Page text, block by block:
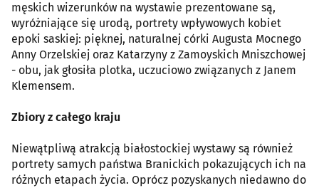
męskich wizerunków na wystawie prezentowane są,
wyróżniające się urodą, portrety wpływowych kobiet
epoki saskiej: pięknej, naturalnej córki Augusta Mocnego
Anny Orzelskiej oraz Katarzyny z Zamoyskich Mniszchowej
- obu, jak głosiła plotka, uczuciowo związanych z Janem
Klemensem.
Zbiory z całego kraju
Niewątpliwą atrakcją białostockiej wystawy są również
portrety samych państwa Branickich pokazujących ich na
różnych etapach życia. Oprócz pozyskanych niedawno do